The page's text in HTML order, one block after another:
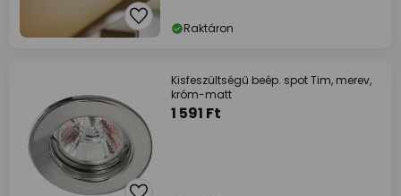
Raktáron
Kisfeszültségű beép. spot Tim, merev,
króm-matt
1 591 Ft